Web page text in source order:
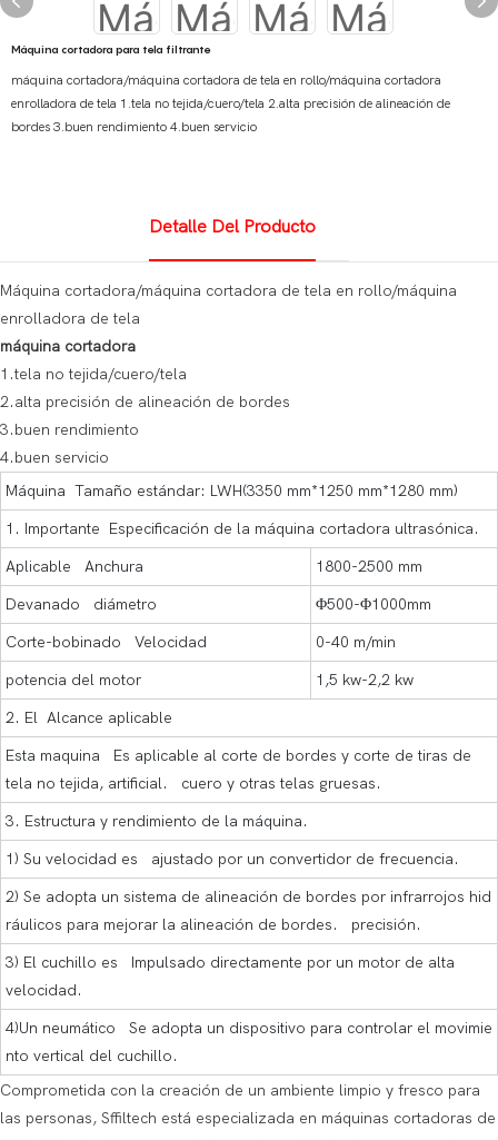
Máquina cortadora para tela filtrante
máquina cortadora/máquina cortadora de tela en rollo/máquina cortadora
enrolladora de tela 1.tela no tejida/cuero/tela 2.alta precisión de alineación de
bordes 3.buen rendimiento 4.buen servicio
Detalle Del Producto
Máquina cortadora/máquina cortadora de tela en rollo/máquina
enrolladora de tela
máquina cortadora
1.tela no tejida/cuero/tela
2.alta precisión de alineación de bordes
3.buen rendimiento
4.buen servicio
Máquina Tamaño estándar: LWH(3350 mm*1250 mm*1280 mm)
1. Importante Especificación de la máquina cortadora ultrasónica.
Aplicable Anchura
1800-2500 mm
Devanado diámetro
Φ500-Φ1000mm
Corte-bobinado Velocidad
0-40 m/min
potencia del motor
1,5 kw-2,2 kw
2. El Alcance aplicable
Esta maquina Es aplicable al corte de bordes y corte de tiras de
tela no tejida, artificial. cuero y otras telas gruesas.
3. Estructura y rendimiento de la máquina.
1) Su velocidad es ajustado por un convertidor de frecuencia.
2) Se adopta un sistema de alineación de bordes por infrarrojos hid
ráulicos para mejorar la alineación de bordes. precisión.
3) El cuchillo es Impulsado directamente por un motor de alta
velocidad.
4)Un neumático Se adopta un dispositivo para controlar el movimie
nto vertical del cuchillo.
Comprometida con la creación de un ambiente limpio y fresco para
las personas, Sffiltech está especializada en máquinas cortadoras de